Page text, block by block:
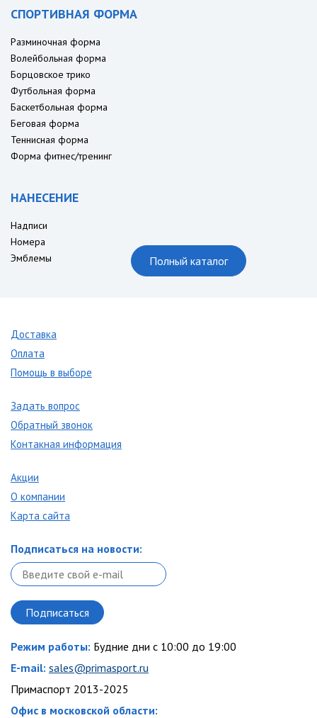
СПОРТИВНАЯ ФОРМА
Разминочная форма
Волейбольная форма
Борцовское трико
Футбольная форма
Баскетбольная форма
Беговая форма
Теннисная форма
Форма фитнес/тренинг
НАНЕСЕНИЕ
Надписи
Номера
Эмблемы
Полный каталог
Доставка
Оплата
Помощь в выборе
Задать вопрос
Обратный звонок
Контакная информация
Акции
О компании
Карта сайта
Подписаться на новости:
Режим работы: Будние дни с 10:00 до 19:00
E-mail: sales@primasport.ru
Примаспорт 2013-2025
Офис в московской области: